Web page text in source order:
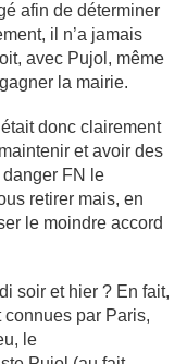
afin de déterminer
il n’a jamais
avec Pujol, même
la mairie.
donc clairement
et avoir des
FN le
retirer mais, en
le moindre accord
soir et hier ? En fait,
par Paris,
le